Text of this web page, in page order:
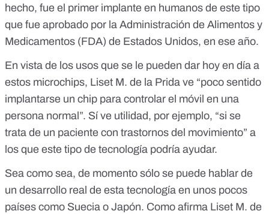
hecho, fue el primer implante en humanos de este tipo
que fue aprobado por la Administración de Alimentos y
Medicamentos (FDA) de Estados Unidos, en ese año.
En vista de los usos que se le pueden dar hoy en día a
estos microchips, Liset M. de la Prida ve “poco sentido
implantarse un chip para controlar el móvil en una
persona normal”. Sí ve utilidad, por ejemplo, “si se
trata de un paciente con trastornos del movimiento” a
los que este tipo de tecnología podría ayudar.
Sea como sea, de momento sólo se puede hablar de
un desarrollo real de esta tecnología en unos pocos
países como Suecia o Japón. Como afirma Liset M. de